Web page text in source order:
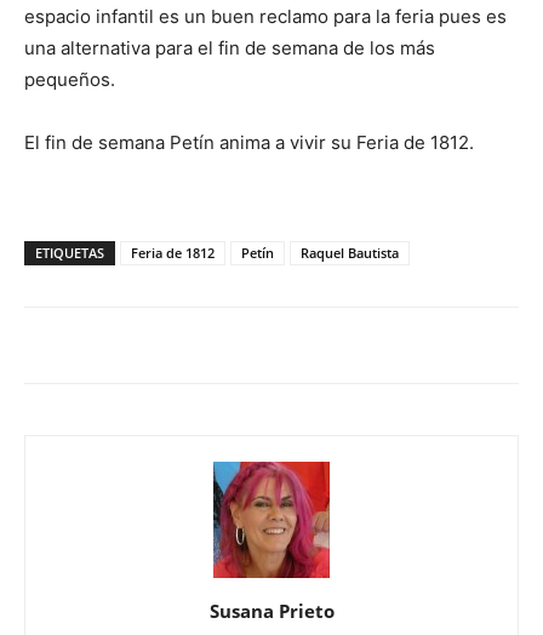
espacio infantil es un buen reclamo para la feria pues es
una alternativa para el fin de semana de los más
pequeños.
El fin de semana Petín anima a vivir su Feria de 1812.
ETIQUETAS Feria de 1812 Petín Raquel Bautista
Susana Prieto